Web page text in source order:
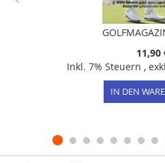
11,90
Inkl. 7% Steuern ,
IN DEN